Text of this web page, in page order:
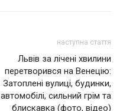
наступна стаття
Львів за лічені хвилини
перетворився на Венецію:
Затоплені вулиці, будинки,
автомобілі, сильний грім та
блискавка (фото, відео)